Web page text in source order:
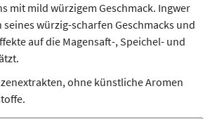
mit mild würzigem Geschmack. Ingwer
würzig-scharfen Geschmacks und
auf die Magensaft-, Speichel- und
ohne künstliche Aromen